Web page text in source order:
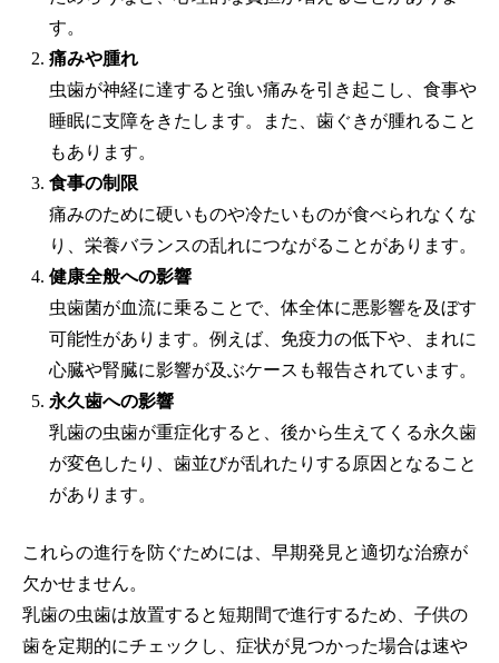
す。
痛みや腫れ
虫歯が神経に達すると強い痛みを引き起こし、食事や
睡眠に支障をきたします。また、歯ぐきが腫れること
もあります。
食事の制限
痛みのために硬いものや冷たいものが食べられなくな
り、栄養バランスの乱れにつながることがあります。
健康全般への影響
虫歯菌が血流に乗ることで、体全体に悪影響を及ぼす
可能性があります。例えば、免疫力の低下や、まれに
心臓や腎臓に影響が及ぶケースも報告されています。
永久歯への影響
乳歯の虫歯が重症化すると、後から生えてくる永久歯
が変色したり、歯並びが乱れたりする原因となること
があります。
これらの進行を防ぐためには、早期発見と適切な治療が
欠かせません。
乳歯の虫歯は放置すると短期間で進行するため、子供の
歯を定期的にチェックし、症状が見つかった場合は速や